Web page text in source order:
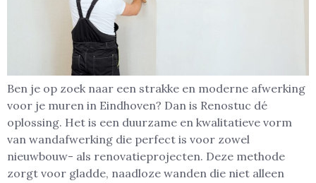
Ben je op zoek naar een strakke en moderne afwerking
voor je muren in Eindhoven? Dan is Renostuc dé
oplossing. Het is een duurzame en kwalitatieve vorm
van wandafwerking die perfect is voor zowel
nieuwbouw- als renovatieprojecten. Deze methode
zorgt voor gladde, naadloze wanden die niet alleen